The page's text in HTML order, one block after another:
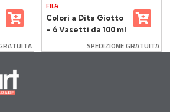
FILA
Colori a Dita Giotto
– 6 Vasetti da 100 ml
SPEDIZIONE GRATUITA